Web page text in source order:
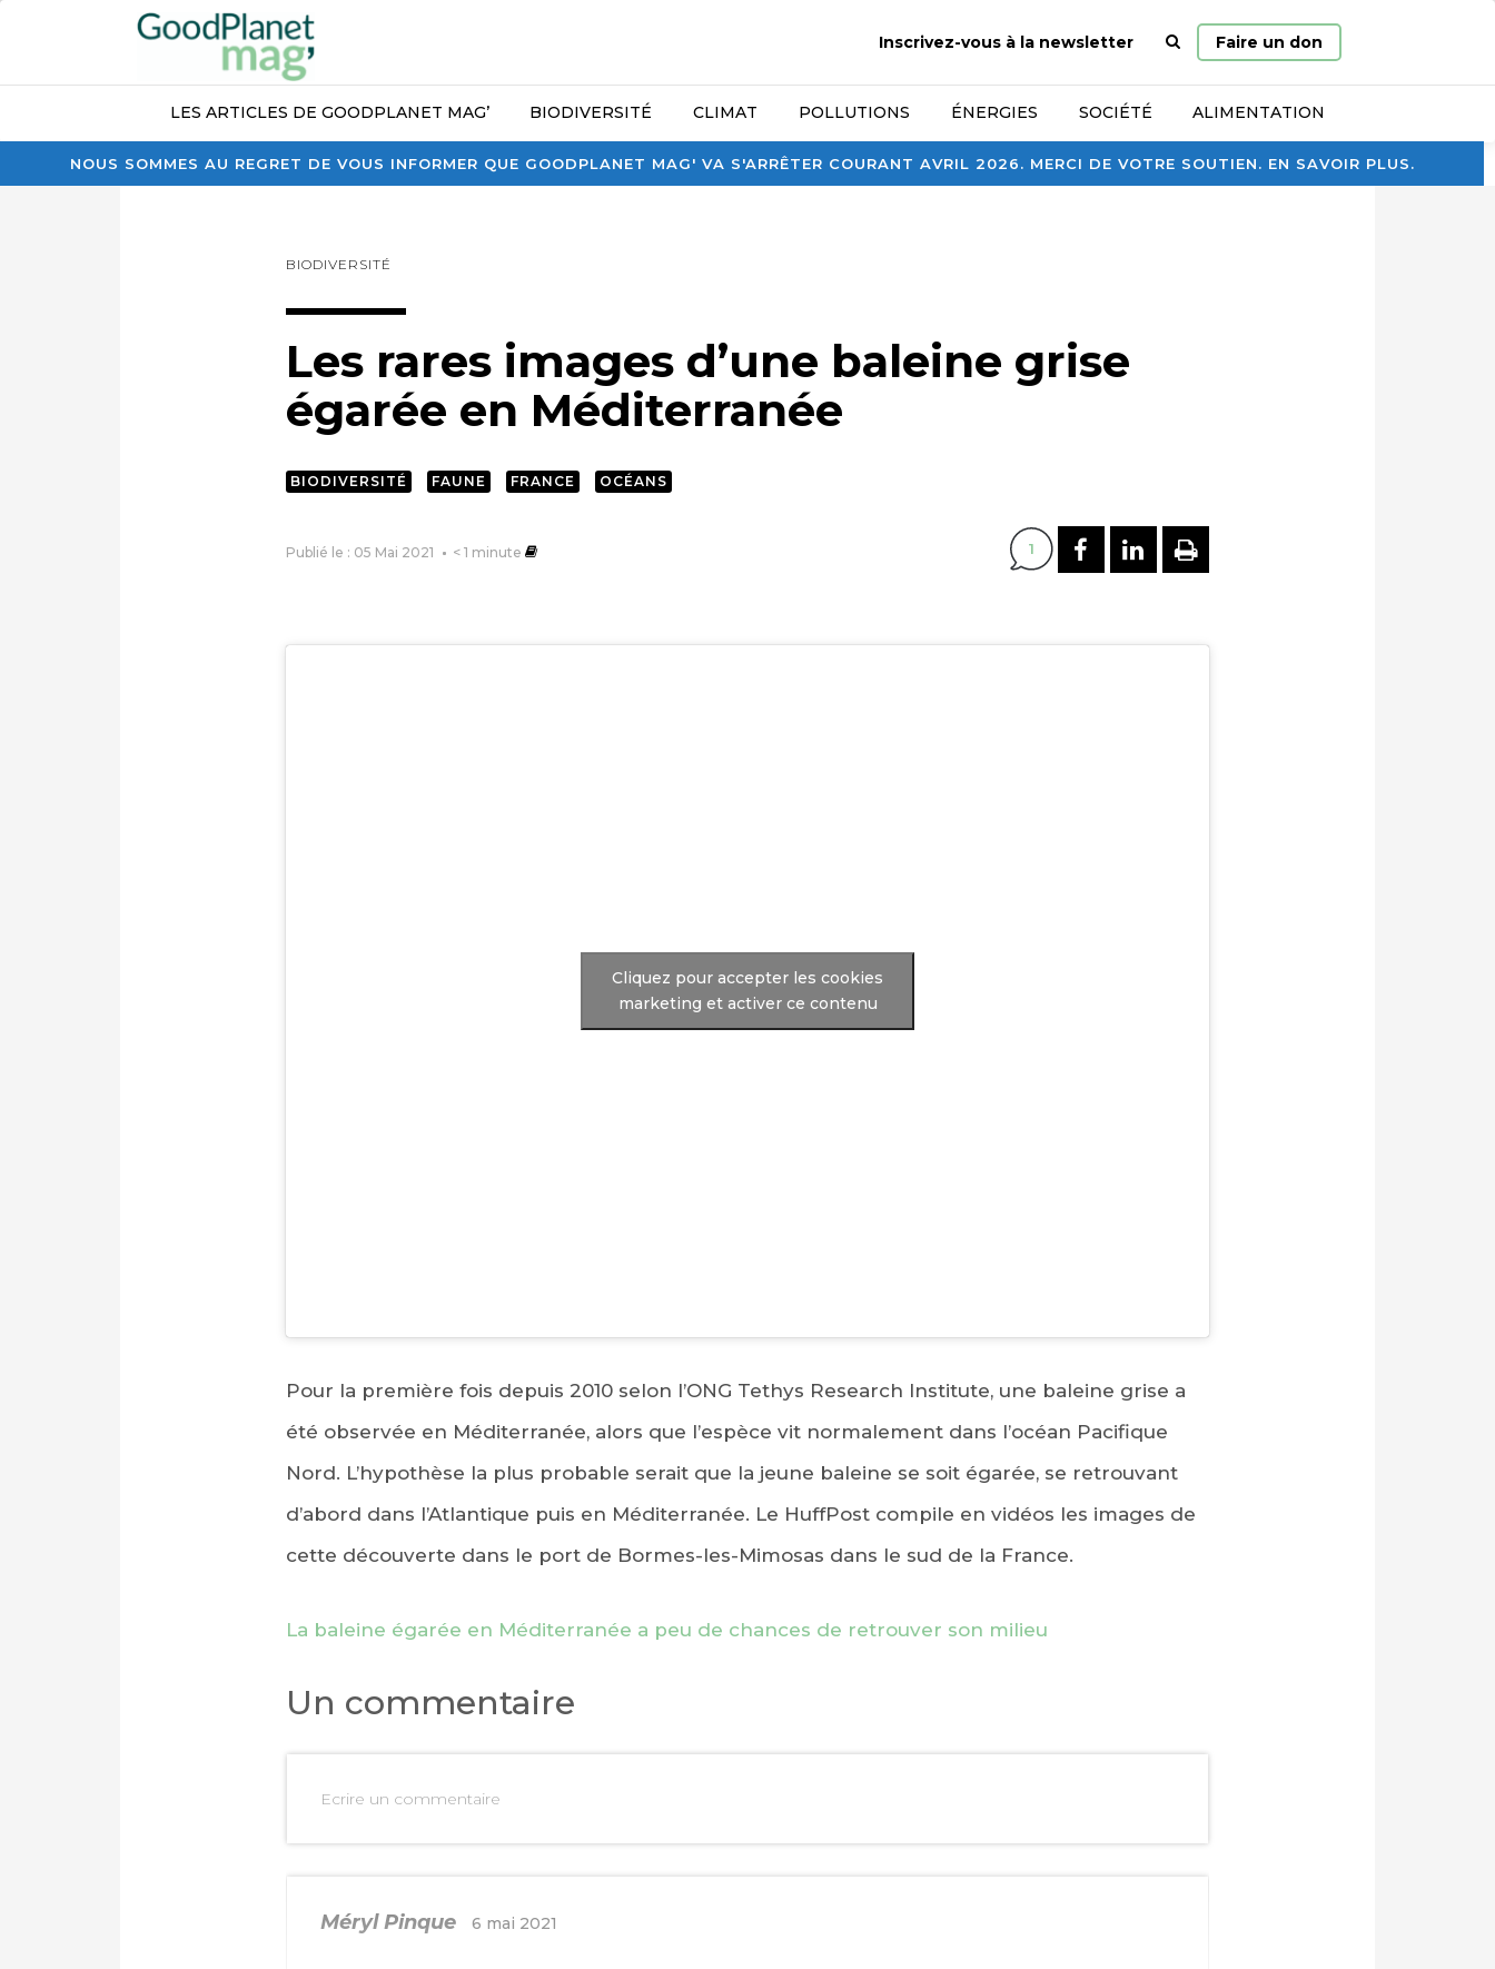
NOUS SOMMES AU REGRET DE VOUS INFORMER QUE GOODPLANET MAG' VA S'ARRÊTER COURANT AVRIL 2026. MERCI DE VOTRE SOUTIEN. EN SAVOIR PLUS.
Inscrivez-vous à la newsletter
Page
d’accueil
Faire un don
LES ARTICLES DE GOODPLANET MAG’ BIODIVERSITÉ CLIMAT POLLUTIONS ÉNERGIES SOCIÉTÉ ALIMENTATION
BIODIVERSITÉ
Les rares images d’une baleine grise
égarée en Méditerranée
BIODIVERSITÉ FAUNE FRANCE OCÉANS
Publié le : 05 Mai 2021 < 1 minute 1 PARTAGER SUR FACEBOOK
PARTAGER SUR
IMPRIMER
Cliquez pour accepter les cookies
marketing et activer ce contenu
Pour la première fois depuis 2010 selon l’ONG Tethys Research Institute, une baleine grise a
été observée en Méditerranée, alors que l’espèce vit normalement dans l’océan Pacifique
Nord. L’hypothèse la plus probable serait que la jeune baleine se soit égarée, se retrouvant
d’abord dans l’Atlantique puis en Méditerranée. Le HuffPost compile en vidéos les images de
cette découverte dans le port de Bormes-les-Mimosas dans le sud de la France.
La baleine égarée en Méditerranée a peu de chances de retrouver son milieu
Un commentaire
Ecrire un commentaire
Méryl Pinque 6 mai 2021